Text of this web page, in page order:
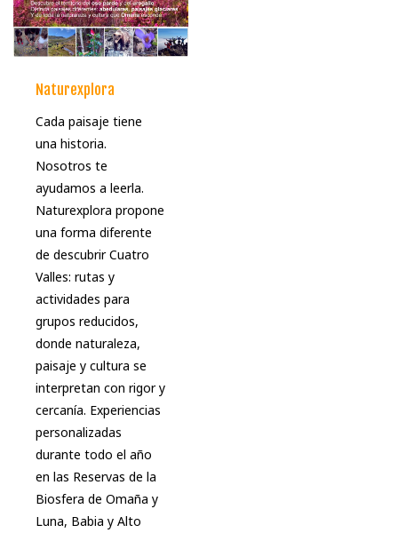
Naturexplora
Cada paisaje tiene
una historia.
Nosotros te
ayudamos a leerla.
Naturexplora propone
una forma diferente
de descubrir Cuatro
Valles: rutas y
actividades para
grupos reducidos,
donde naturaleza,
paisaje y cultura se
interpretan con rigor y
cercanía. Experiencias
personalizadas
durante todo el año
en las Reservas de la
Biosfera de Omaña y
Luna, Babia y Alto